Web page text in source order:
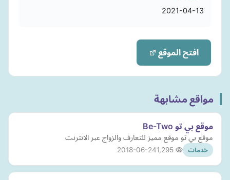
2021-04-13
افتح الموقع
مواقع مشابهة
موقع بي تو Be-Two
موقع بي تو موقع مميز للتعارف والزواج عبر الانترنت
خدمات 2018-06-24